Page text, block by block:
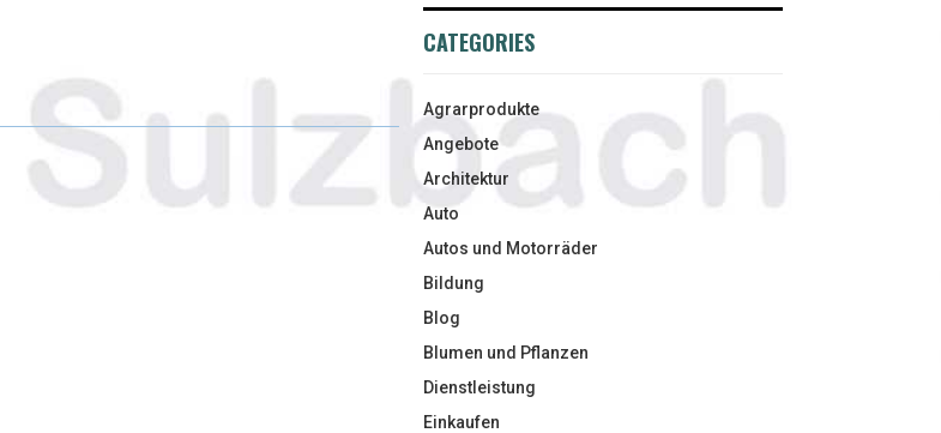
CATEGORIES
Agrarprodukte
Angebote
Architektur
Auto
Autos und Motorräder
Bildung
Blog
Blumen und Pflanzen
Dienstleistung
Einkaufen